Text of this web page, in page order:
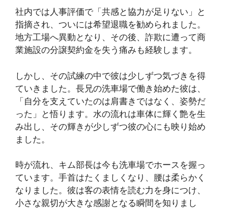
社内では人事評価で「共感と協力が足りない」と
指摘され、ついには希望退職を勧められました。
地方工場へ異動となり、その後、詐欺に遭って商
業施設の分譲契約金を失う痛みも経験します。
しかし、その試練の中で彼は少しずつ気づきを得
ていきました。長兄の洗車場で働き始めた彼は、
「自分を支えていたのは肩書きではなく、姿勢だ
った」と悟ります。水の流れは車体に輝く艶を生
み出し、その輝きが少しずつ彼の心にも映り始め
ました。
時が流れ、キム部長は今も洗車場でホースを握っ
ています。手首はたくましくなり、腰は柔らかく
なりました。彼は客の表情を読む力を身につけ、
小さな親切が大きな感謝となる瞬間を知りまし